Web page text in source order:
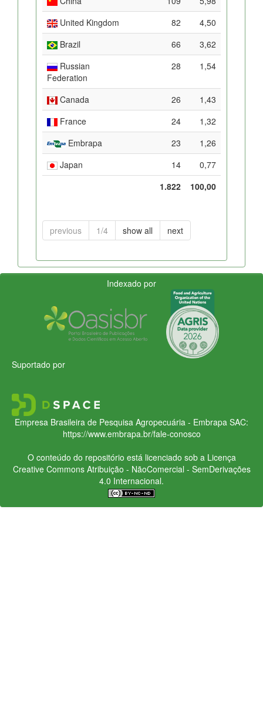
United Kingdom
82
4,50
Brazil
66
3,62
Russian
Federation
28 1,54
Canada 26
1,43
France
24
1,32
Embrapa
23
1,26
Japan
14
0,77
1.822
100,00
previous 1/4 show all next
Indexado por
Suportado por
Empresa Brasileira de Pesquisa Agropecuária - Embrapa SAC:
https://www.embrapa.br/fale-conosco
O conteúdo do repositório está licenciado sob a Licença
Creative CommonsAtribuição - NãoComercial - SemDerivações
4.0 Internacional.